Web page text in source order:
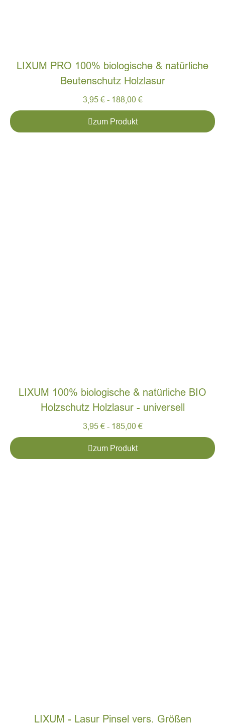
LIXUM PRO 100% biologische & natürliche
Beutenschutz Holzlasur
3,95 € - 188,00 €
zum Produkt
LIXUM 100% biologische & natürliche BIO
Holzschutz Holzlasur - universell
3,95 € - 185,00 €
zum Produkt
LIXUM - Lasur Pinsel vers. Größen